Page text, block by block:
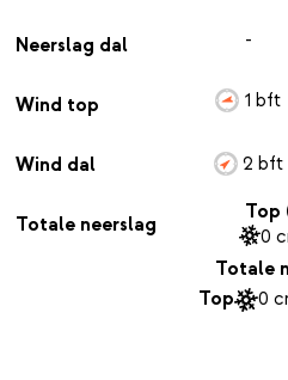
Neerslag dal
Wind top
Wind dal
Totale neerslag
-
1 bft
2 bft
Top
0
Totale
Top
0